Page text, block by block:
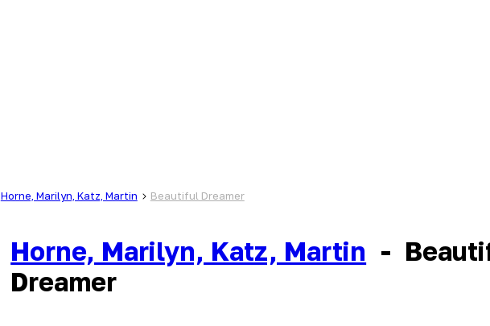
Horne, Marilyn, Katz, Martin Beautiful Dreamer
Horne, Marilyn, Katz, Martin -
Dreamer